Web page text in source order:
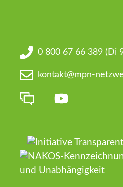
0 800 67 66 389 (Di
kontakt@mpn-